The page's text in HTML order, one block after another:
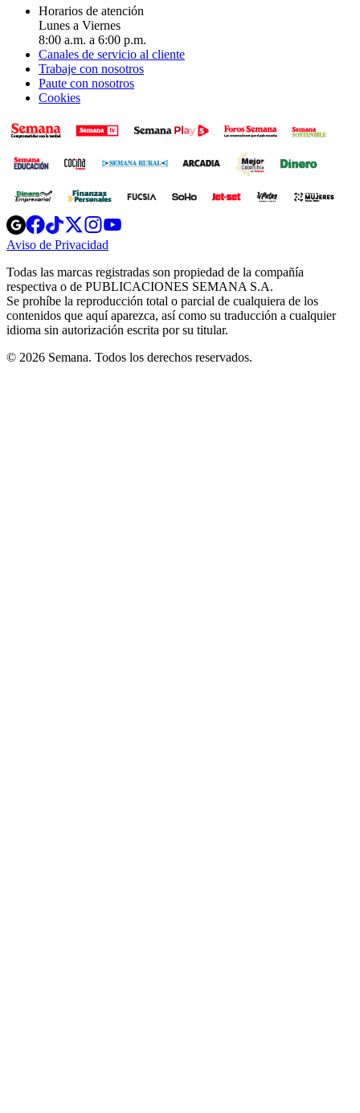
Horarios de atención
Lunes a Viernes
8:00 a.m. a 6:00 p.m.
Canales de servicio al cliente
Trabaje con nosotros
Paute con nosotros
Cookies
Opens
in
new
Opens
in
new
Opens
in
new
window
Opens
new
windowwindow
Aviso de Privacidad
new
window
Todas las marcas registradas son propiedad de la compañía
respectiva o de PUBLICACIONES SEMANA S.A.
Se prohíbe la reproducción total o parcial de cualquiera de los
contenidos que aquí aparezca, así como su traducción a cualquier
idioma sin autorización escrita por su titular.
© 2026 Semana. Todos los derechos reservados.